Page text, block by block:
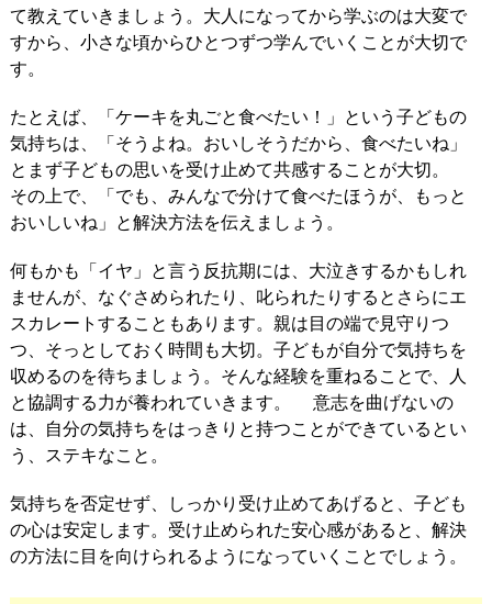
て教えていきましょう。大人になってから学ぶのは大変で
すから、小さな頃からひとつずつ学んでいくことが大切で
す。
たとえば、「ケーキを丸ごと食べたい！」という子どもの
気持ちは、「そうよね。おいしそうだから、食べたいね」
とまず子どもの思いを受け止めて共感することが大切。
その上で、「でも、みんなで分けて食べたほうが、もっと
おいしいね」と解決方法を伝えましょう。
何もかも「イヤ」と言う反抗期には、大泣きするかもしれ
ませんが、なぐさめられたり、叱られたりするとさらにエ
スカレートすることもあります。親は目の端で見守りつ
つ、そっとしておく時間も大切。子どもが自分で気持ちを
収めるのを待ちましょう。そんな経験を重ねることで、人
と協調する力が養われていきます。 意志を曲げないの
は、自分の気持ちをはっきりと持つことができているとい
う、ステキなこと。
気持ちを否定せず、しっかり受け止めてあげると、子ども
の心は安定します。受け止められた安心感があると、解決
の方法に目を向けられるようになっていくことでしょう。